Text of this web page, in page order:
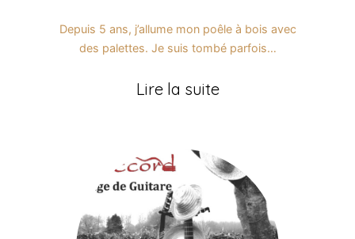
Depuis 5 ans, j’allume mon poêle à bois avec
des palettes. Je suis tombé parfois…
Lire la suite